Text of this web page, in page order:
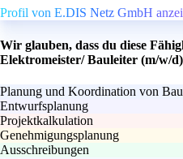
Profil von E.DIS Netz GmbH
Wir glauben, dass du diese
Elektromeister/ Bauleiter (m/w/
Planung und Koordination von
Entwurfsplanung
Projektkalkulation
Genehmigungsplanung
Ausschreibungen